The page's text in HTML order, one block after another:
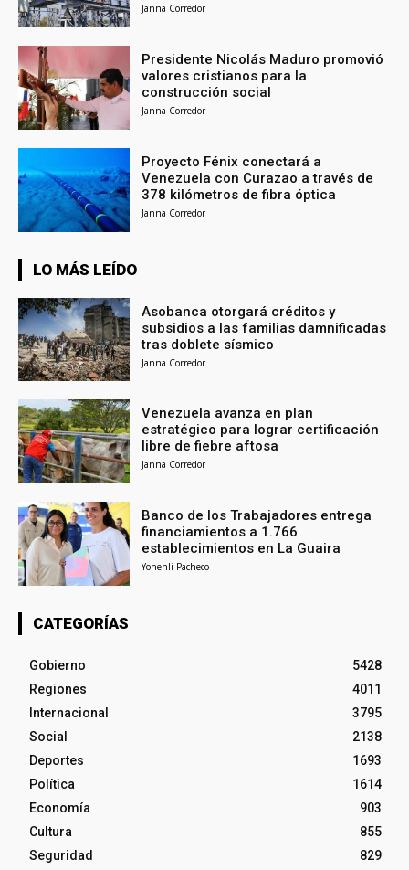
Janna Corredor
Presidente Nicolás Maduro promovió
valores cristianos para la
construcción social
Janna Corredor
Proyecto Fénix conectará a
Venezuela con Curazao a través de
378 kilómetros de fibra óptica
Janna Corredor
LO MÁS LEÍDO
Asobanca otorgará créditos y
subsidios a las familias damnificadas
tras doblete sísmico
Janna Corredor
Venezuela avanza en plan
estratégico para lograr certificación
libre de fiebre aftosa
Janna Corredor
Banco de los Trabajadores entrega
financiamientos a 1.766
establecimientos en La Guaira
Yohenli Pacheco
CATEGORÍAS
Gobierno
5428
Regiones
4011
Internacional
3795
Social
2138
Deportes
1693
Política
1614
Economía
903
Cultura
855
Seguridad
829